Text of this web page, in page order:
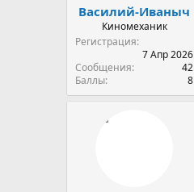
Василий-Иваныч
Киномеханик
Регистрация
7 Апр 2026
Сообщения
42
Баллы
8